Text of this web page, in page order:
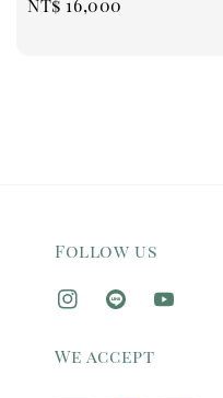
Regular
NT$ 16,000
Follow us
We accept